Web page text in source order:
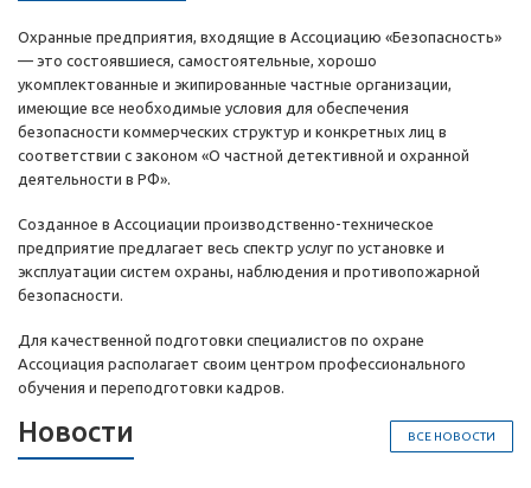
Охранные предприятия, входящие в Ассоциацию «Безопасность»
— это состоявшиеся, самостоятельные, хорошо
укомплектованные и экипированные частные организации,
имеющие все необходимые условия для обеспечения
безопасности коммерческих структур и конкретных лиц в
соответствии с законом «О частной детективной и охранной
деятельности в РФ».
Созданное в Ассоциации производственно-техническое
предприятие предлагает весь спектр услуг по установке и
эксплуатации систем охраны, наблюдения и противопожарной
безопасности.
Для качественной подготовки специалистов по охране
Ассоциация располагает своим центром профессионального
обучения и переподготовки кадров.
ВСЕ НОВОСТИ
Новости